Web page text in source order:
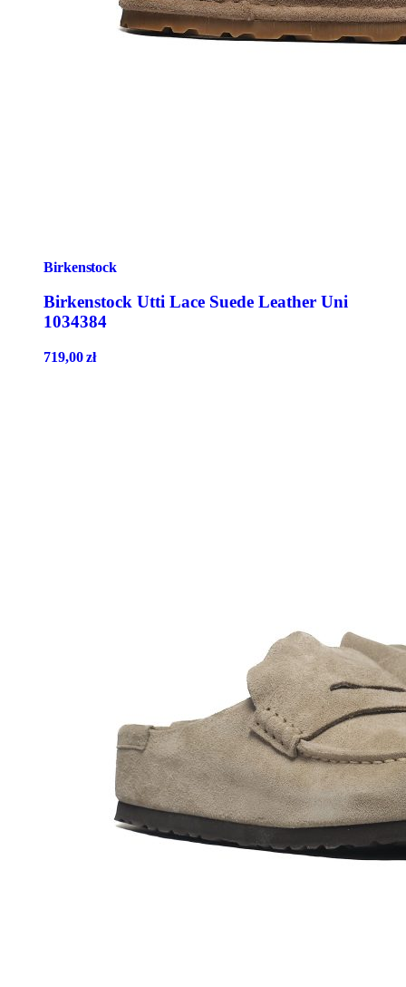
Birkenstock
Birkenstock Utti Lace Suede Leather Uni
1034384
719,00zł